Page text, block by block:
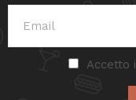
Accetto i